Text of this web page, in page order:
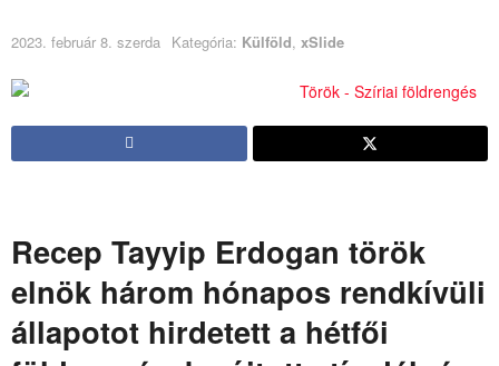
2023. február 8. szerda Kategória: Külföld, xSlide
Recep Tayyip Erdogan török
elnök három hónapos rendkívüli
állapotot hirdetett a hétfői